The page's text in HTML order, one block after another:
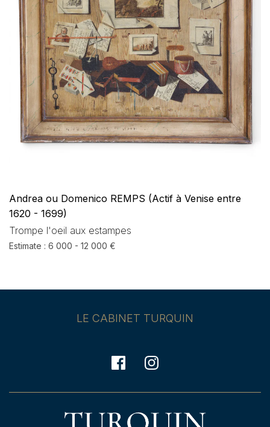
Andrea ou Domenico REMPS (Actif à Venise entre
1620 - 1699)
Trompe l'oeil aux estampes
Estimate : 6 000 - 12 000 €
LE CABINET TURQUIN